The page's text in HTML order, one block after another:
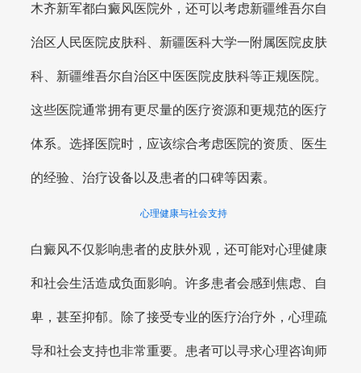
木齐新军都白癜风医院外，还可以考虑新疆维吾尔自
治区人民医院皮肤科、新疆医科大学一附属医院皮肤
科、新疆维吾尔自治区中医医院皮肤科等正规医院。
这些医院通常拥有更尽量的医疗资源和更规范的医疗
体系。选择医院时，应该综合考虑医院的资质、医生
的经验、治疗设备以及患者的口碑等因素。
心理健康与社会支持
白癜风不仅影响患者的皮肤外观，还可能对心理健康
和社会生活造成负面影响。许多患者会感到焦虑、自
卑，甚至抑郁。除了接受专业的医疗治疗外，心理疏
导和社会支持也非常重要。患者可以寻求心理咨询师